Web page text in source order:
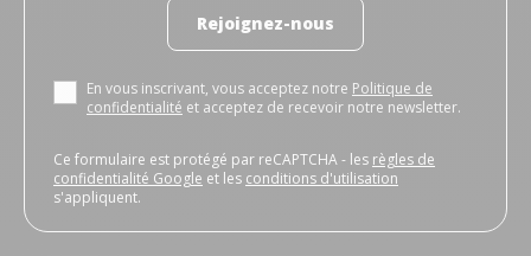
Rejoignez-nous
En vous inscrivant, vous acceptez notre Politique de
confidentialité et acceptez de recevoir notre newsletter.
Ce formulaire est protégé par reCAPTCHA - les règles de
confidentialité Google et les conditions d'utilisation
s'appliquent.